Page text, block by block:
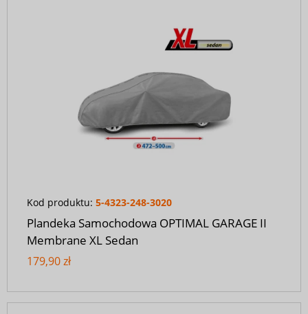
Kod produktu: 5-4323-248-3020
Plandeka Samochodowa OPTIMAL GARAGE II
Membrane XL Sedan
179,90 zł